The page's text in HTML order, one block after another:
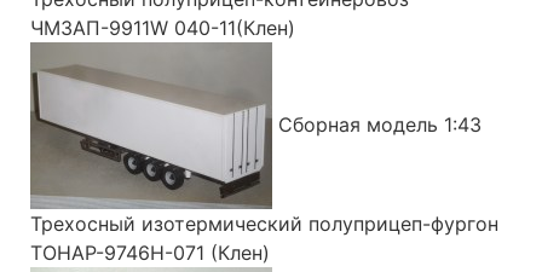
ЧМЗАП-9911W 040-11(Клен)
Сборная модель 1:43
Трехосный изотермический полуприцеп-фургон
ТОНАР-9746Н-071 (Клен)